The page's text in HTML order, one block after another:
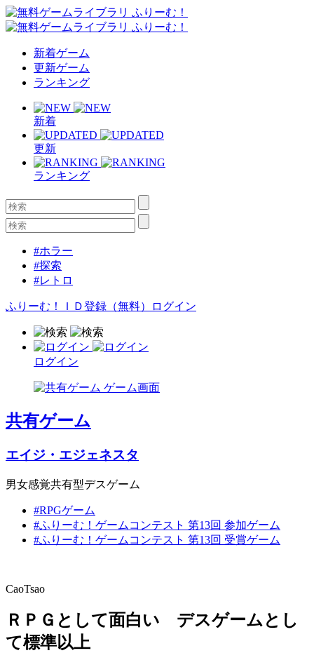
新着ゲーム
更新ゲーム
ランキング
新着
更新
ランキング
#ホラー
#探索
#レトロ
ふりーむ！ＩＤ登録（無料） ログイン
ログイン
共有ゲーム
エイジ・エジェネスタ
男女感覚共有型デスゲーム
#RPGゲーム
#ふりーむ！ゲームコンテスト 第13回 参加ゲーム
#ふりーむ！ゲームコンテスト 第13回 受賞ゲーム
CaoTsao
ＲＰＧとして面白い デスゲームとし
て標準以上